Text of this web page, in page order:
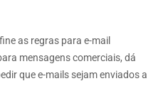
as regras para e-mail
mensagens comerciais, dá
que e-mails sejam enviados a